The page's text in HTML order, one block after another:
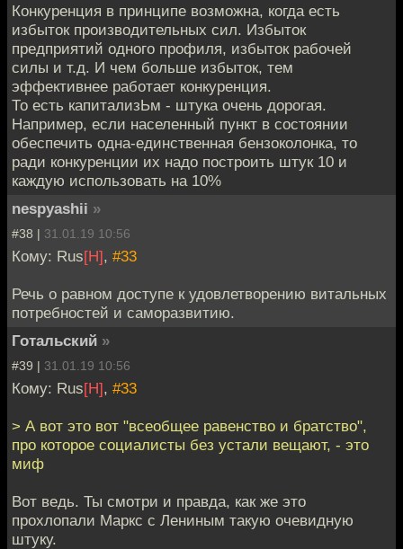
Конкуренция в принципе возможна, когда есть
избыток производительных сил. Избыток
предприятий одного профиля, избыток рабочей
силы и т.д. И чем больше избыток, тем
эффективнее работает конкуренция.
То есть капитализЬм - штука очень дорогая.
Например, если населенный пункт в состоянии
обеспечить одна-единственная бензоколонка, то
ради конкуренции их надо построить штук 10 и
каждую использовать на 10%
nespyashii »
#38 | 31.01.19 10:56
Кому: Rus[H], #33
Речь о равном доступе к удовлетворению витальных
потребностей и саморазвитию.
Готальский »
#39 | 31.01.19 10:56
Кому: Rus[H], #33
> А вот это вот "всеобщее равенство и братство",
про которое социалисты без устали вещают, - это
миф
Вот ведь. Ты смотри и правда, как же это
прохлопали Маркс с Лениным такую очевидную
штуку.